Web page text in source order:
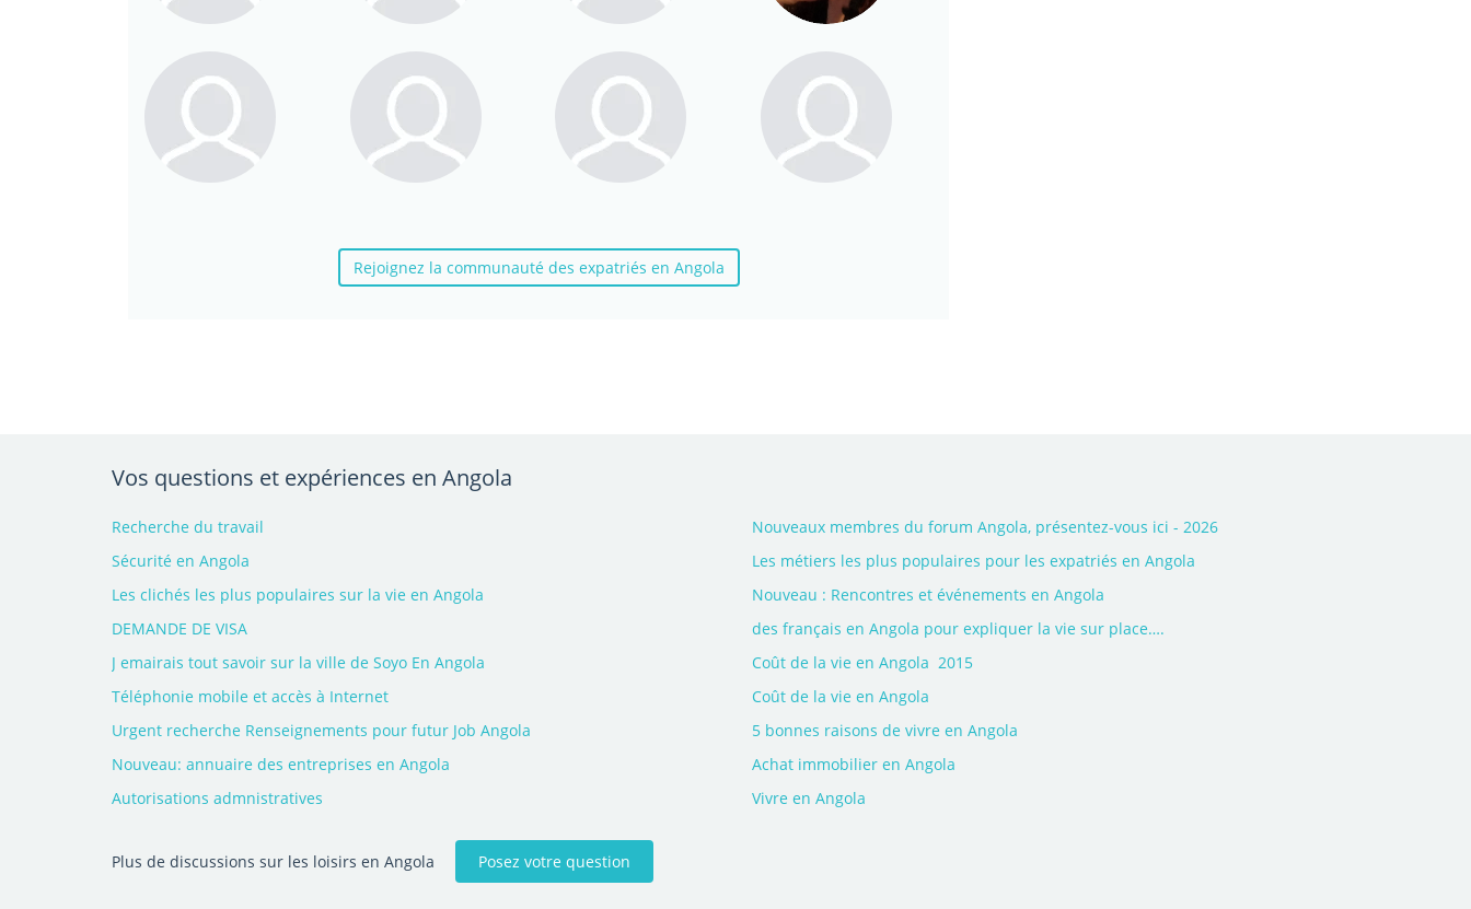
Rejoignez la communauté des expatriés en Angola
Vos questions et expériences en Angola
Recherche du travail
Nouveaux membres du forum Angola, présentez-vous ici - 2026
Sécurité en Angola
Les métiers les plus populaires pour les expatriés en Angola
Les clichés les plus populaires sur la vie en Angola
Nouveau : Rencontres et événements en Angola
DEMANDE DE VISA
des français en Angola pour expliquer la vie sur place….
J emairais tout savoir sur la ville de Soyo En Angola
Coût de la vie en Angola  2015
Téléphonie mobile et accès à Internet
Coût de la vie en Angola
Urgent recherche Renseignements pour futur Job Angola
5 bonnes raisons de vivre en Angola
Nouveau: annuaire des entreprises en Angola
Achat immobilier en Angola
Autorisations admnistratives
Vivre en Angola
Plus de discussions sur les loisirs en Angola Posez votre question